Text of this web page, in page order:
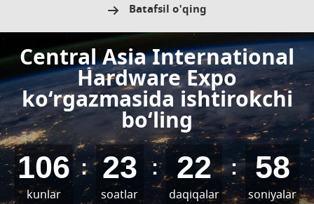
Batafsil o'qing
Central Asia International
Hardware Expo
ko‘rgazmasida ishtirokchi
bo‘ling
106
kunlar
: 23
soatlar
: 22
daqiqalar
: 57
soniyalar